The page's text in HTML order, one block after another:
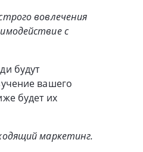
вовлечения
с
будут
вашего
будет их
маркетинг.